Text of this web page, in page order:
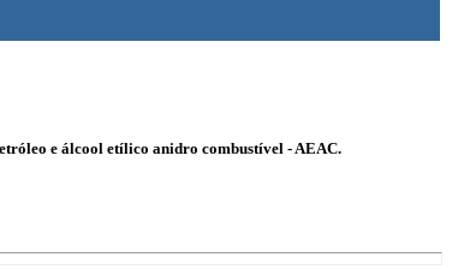
e álcool etílico anidro combustível - AEAC.